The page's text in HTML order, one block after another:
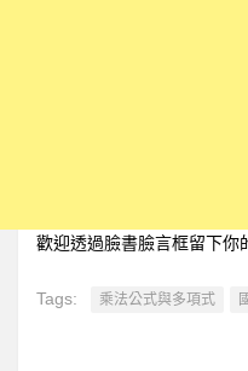
歡迎透過臉書臉言框留下你
Tags: 乘法公式與多項式